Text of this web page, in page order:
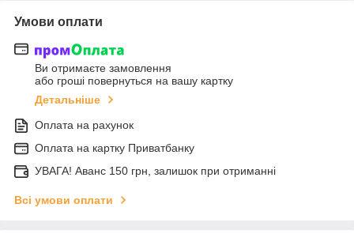
Умови оплати
Ви отримаєте замовлення
або гроші повернуться на вашу картку
Детальніше
Оплата на рахунок
Оплата на картку Приватбанку
УВАГА! Аванс 150 грн, залишок при отриманні
Всі умови оплати